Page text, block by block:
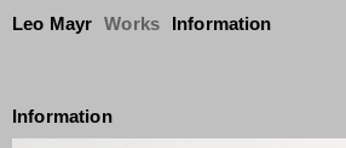
Leo Mayr Works Information
Information